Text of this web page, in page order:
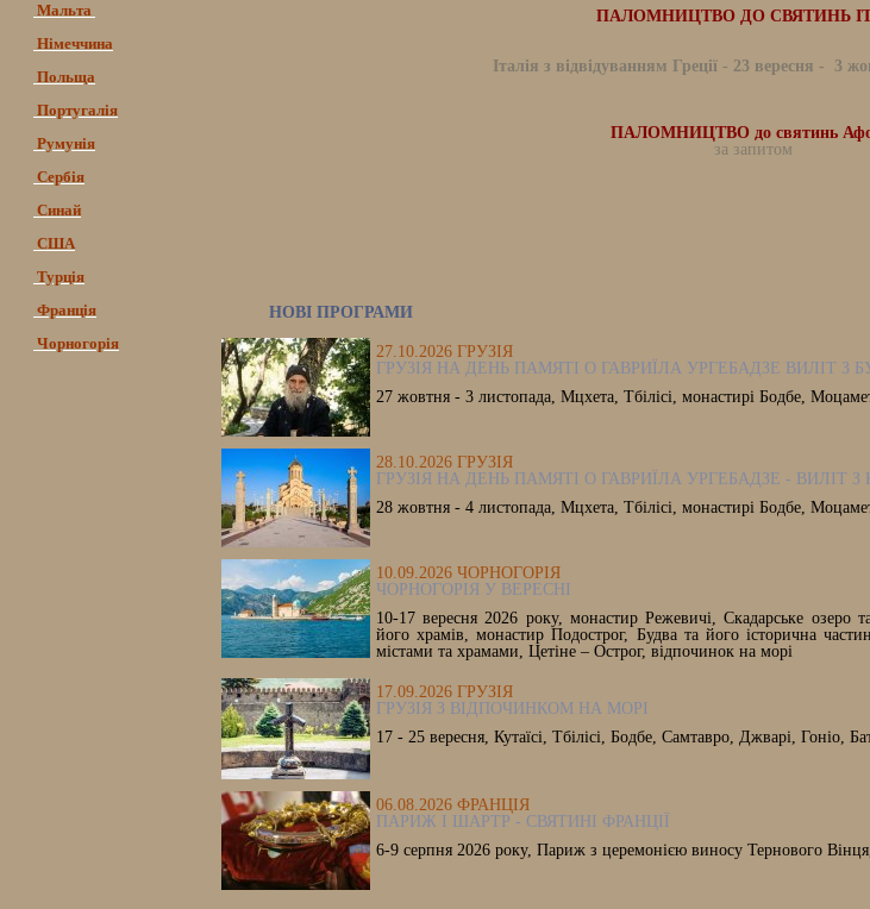
Мальта
Німеччина
Польща
Португалія
Румунія
Сербія
Синай
США
Турція
Франція
Чорногорія
ПАЛОМНИЦТВО ДО СВЯТИНЬ
Італія з відвідуванням Греції- 23 вересня - 3
ПАЛОМНИЦТВО до святинь
за запитом
НОВІ ПРОГРАМИ
27.10.2026 ГРУЗІЯ
ГРУЗІЯ НА ДЕНЬ ПАМЯТІ О ГАВРИЇЛА УРГЕБАДЗЕ ВИЛІТ З
27 жовтня - 3 листопада, Мцхета, Тбілісі, монастирі Бодбе,
28.10.2026 ГРУЗІЯ
ГРУЗІЯ НА ДЕНЬ ПАМЯТІ О ГАВРИЇЛА УРГЕБАДЗЕ - ВИЛІТ
28 жовтня - 4 листопада, Мцхета, Тбілісі, монастирі Бодбе,
10.09.2026 ЧОРНОГОРІЯ
ЧОРНОГОРІЯ У ВЕРЕСНІ
10-17 вересня 2026 року, монастир Режевичі, Скадарське озеро
його храмів, монастир Подострог, Будва та його історична
містами та храмами, Цетіне – Острог, відпочинок на морі
17.09.2026 ГРУЗІЯ
ГРУЗІЯ З ВІДПОЧИНКОМ НА МОРІ
17 - 25 вересня, Кутаїсі, Тбілісі, Бодбе, Самтавро, Джварі, Гоніо,
06.08.2026 ФРАНЦІЯ
ПАРИЖ І ШАРТР - СВЯТИНІ ФРАНЦІЇ
6-9 серпня 2026 року, Париж з церемонією виносу Тернового